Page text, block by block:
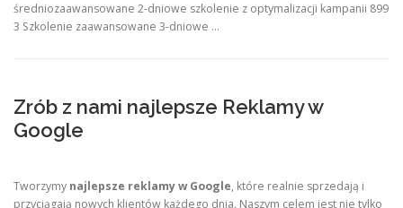
średniozaawansowane 2-dniowe szkolenie z optymalizacji kampanii 899
3 Szkolenie zaawansowane 3-dniowe …
Zrób z nami najlepsze Reklamy w
Google
Tworzymy najlepsze reklamy w Google, które realnie sprzedają i
przyciągają nowych klientów każdego dnia. Naszym celem jest nie tylko